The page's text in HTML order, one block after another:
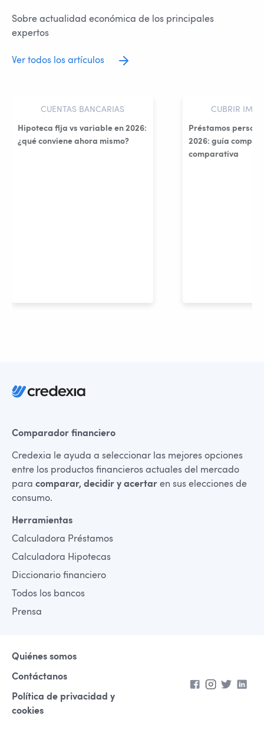
Sobre actualidad económica de los principales
expertos
Ver todos los artículos
CUENTAS BANCARIAS
Hipoteca fija vs variable en 2026:
¿qué conviene ahora mismo?
CUBRIR
Préstamos
2026: guía
comparativa
Comparador financiero
Credexia le ayuda a seleccionar las mejores opciones
entre los productos financieros actuales del mercado
para comparar, decidir y acertar en sus elecciones de
consumo.
Herramientas
Calculadora Préstamos
Calculadora Hipotecas
Diccionario financiero
Todos los bancos
Prensa
Quiénes somos
Contáctanos
Política de privacidad y
cookies